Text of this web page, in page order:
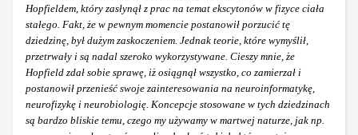
Hopfieldem, który zasłynął z prac na temat ekscytonów w fizyce ciała
stałego. Fakt, że w pewnym momencie postanowił porzucić tę
dziedzinę, był dużym zaskoczeniem. Jednak teorie, które wymyślił,
przetrwały i są nadal szeroko wykorzystywane. Cieszy mnie, że
Hopfield zdał sobie sprawę, iż osiągnął wszystko, co zamierzał i
postanowił przenieść swoje zainteresowania na neuroinformatykę,
neurofizykę i neurobiologię. Koncepcje stosowane w tych dziedzinach
są bardzo bliskie temu, czego my używamy w martwej naturze, jak np.